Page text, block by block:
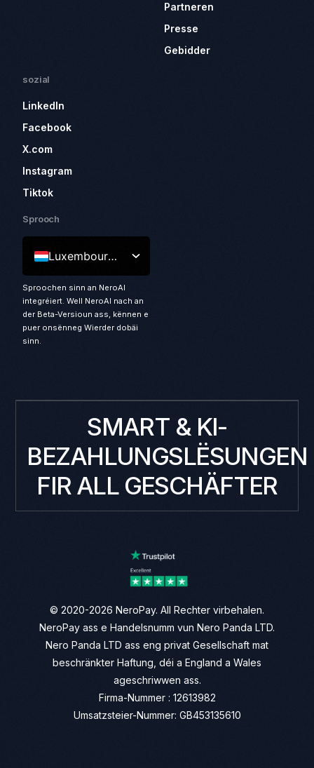
Partneren
Presse
Gebidder
sozial
LinkedIn
Facebook
X.com
Instagram
Tiktok
Sprooch
Luxembourgish
Sproochen sinn an NeroAI
integréiert. Well NeroAI nach an
der Beta-Versioun ass, kënnen e
puer onsënneg Wierder dobäi
sinn.
SMART & KI-
BEZAHLUNGSLËSUNGEN
FIR ALL GESCHÄFTER
© 2020-2026 NeroPay. All Rechter virbehalen.
NeroPay ass e Handelsnumm vun Nero Panda LTD.
Nero Panda LTD ass eng privat Gesellschaft mat
beschränkter Haftung, déi a England a Wales
ageschriwwen ass.
Firma-Nummer : 12613982
Umsatzsteier-Nummer: GB453135610